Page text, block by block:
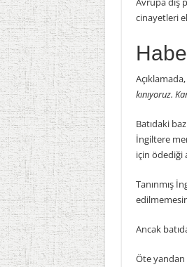
cinayetleri
Açıklamada,
kınıyoruz.
Batıdaki
İngiltere
için ödediği
Tanınmış
Ancak
Öte